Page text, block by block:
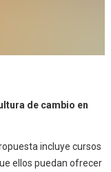
de cambio en
incluye cursos
ellos puedan ofrecer